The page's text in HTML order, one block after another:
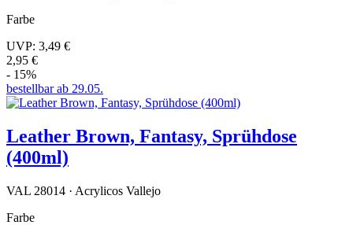
Farbe
UVP: 3,49 €
2,95 €
- 15%
bestellbar ab 29.05.
Leather Brown, Fantasy, Sprühdose
(400ml)
VAL 28014 · Acrylicos Vallejo
Farbe